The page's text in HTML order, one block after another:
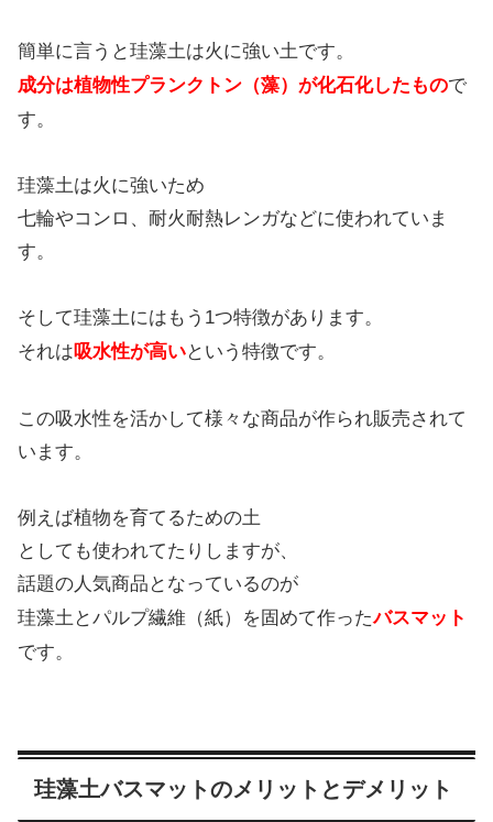
簡単に言うと珪藻土は火に強い土です。
成分は植物性プランクトン（藻）が化石化したもので
す。
珪藻土は火に強いため
七輪やコンロ、耐火耐熱レンガなどに使われていま
す。
そして珪藻土にはもう1つ特徴があります。
それは吸水性が高いという特徴です。
この吸水性を活かして様々な商品が作られ販売されて
います。
例えば植物を育てるための土
としても使われてたりしますが、
話題の人気商品となっているのが
珪藻土とパルプ繊維（紙）を固めて作ったバスマット
です。
珪藻土バスマットのメリットとデメリット